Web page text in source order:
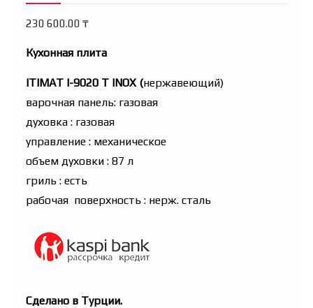
230 600.00 ₸
Кухонная плита
ITIMAT I-9020 T INOX (нержавеющий)
варочная панель: газовая
духовка : газовая
управление : механическое
объем духовки : 87 л
гриль : есть
рабочая поверхность : нерж. сталь
Сделано в Турции.